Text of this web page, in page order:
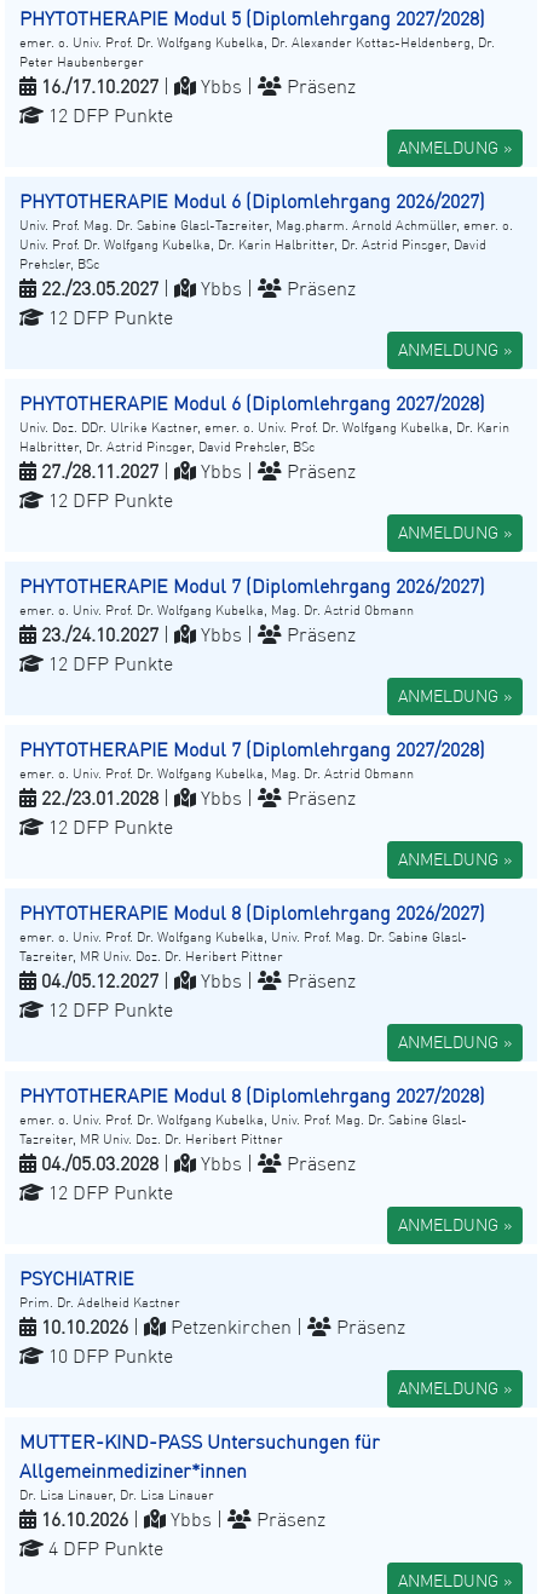
PHYTOTHERAPIE Modul 5 (Diplomlehrgang 2027/2028)
emer. o. Univ. Prof. Dr. Wolfgang Kubelka, Dr. Alexander Kottas-Heldenberg, Dr.
Peter Haubenberger
16./17.10.2027 Ybbs |
Präsenz
12 DFP Punkte
ANMELDUNG »
PHYTOTHERAPIE Modul 6 (Diplomlehrgang 2026/2027)
Univ. Prof. Mag. Dr. Sabine Glasl-Tazreiter, Mag.pharm. Arnold Achmüller, emer. o.
Univ. Prof. Dr. Wolfgang Kubelka, Dr. Karin Halbritter, Dr. Astrid Pinsger, David
Prehsler, BSc
22./23.05.2027 Ybbs |
Präsenz
12 DFP Punkte
ANMELDUNG »
PHYTOTHERAPIE Modul 6 (Diplomlehrgang 2027/2028)
Univ. Doz. DDr. Ulrike Kastner, emer. o. Univ. Prof. Dr. Wolfgang Kubelka, Dr. Karin
Halbritter, Dr. Astrid Pinsger, David Prehsler, BSc
27./28.11.2027 Ybbs |
Präsenz
12 DFP Punkte
ANMELDUNG »
PHYTOTHERAPIE Modul 7 (Diplomlehrgang 2026/2027)
emer. o. Univ. Prof. Dr. Wolfgang Kubelka, Mag. Dr. Astrid Obmann
23./24.10.2027 Ybbs |
Präsenz
12 DFP Punkte
ANMELDUNG »
PHYTOTHERAPIE Modul 7 (Diplomlehrgang 2027/2028)
emer. o. Univ. Prof. Dr. Wolfgang Kubelka, Mag. Dr. Astrid Obmann
22./23.01.2028 Ybbs |
Präsenz
12 DFP Punkte
ANMELDUNG »
PHYTOTHERAPIE Modul 8 (Diplomlehrgang 2026/2027)
emer. o. Univ. Prof. Dr. Wolfgang Kubelka, Univ. Prof. Mag. Dr. Sabine Glasl-
Tazreiter, MR Univ. Doz. Dr. Heribert Pittner
04./05.12.2027 Ybbs |
Präsenz
12 DFP Punkte
ANMELDUNG »
PHYTOTHERAPIE Modul 8 (Diplomlehrgang 2027/2028)
emer. o. Univ. Prof. Dr. Wolfgang Kubelka, Univ. Prof. Mag. Dr. Sabine Glasl-
Tazreiter, MR Univ. Doz. Dr. Heribert Pittner
04./05.03.2028 Ybbs |
Präsenz
12 DFP Punkte
ANMELDUNG »
PSYCHIATRIE
Prim. Dr. Adelheid Kastner
10.10.2026 Petzenkirchen |
Präsenz
10 DFP Punkte
ANMELDUNG »
MUTTER-KIND-PASS Untersuchungen für
Allgemeinmediziner*innen
Dr. Lisa Linauer, Dr. Lisa Linauer
16.10.2026 Ybbs |
Präsenz
4 DFP Punkte
ANMELDUNG »